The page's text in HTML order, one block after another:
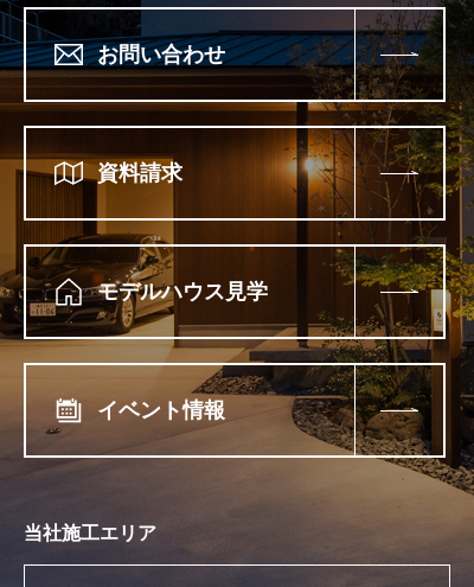
お問い合わせ
資料請求
モデルハウス見学
イベント情報
当社施工エリア